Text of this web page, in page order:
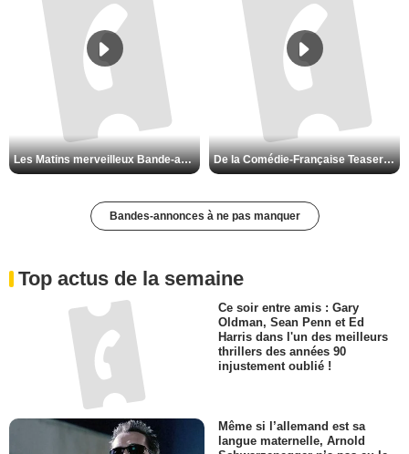
Les Matins merveilleux Bande-annonce VF De la Comédie-Française Teaser VF
Bandes-annonces à ne pas manquer
Top actus de la semaine
Ce soir entre amis : Gary
Oldman, Sean Penn et Ed
Harris dans l'un des meilleurs
thrillers des années 90
injustement oublié !
Même si l’allemand est sa
langue maternelle, Arnold